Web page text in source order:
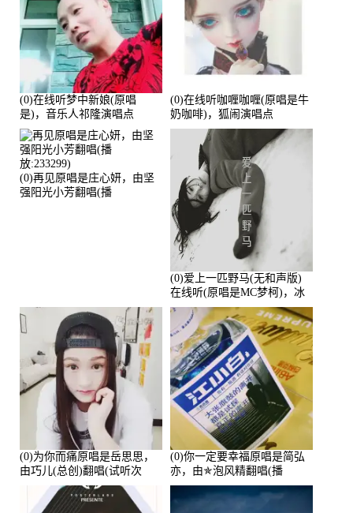
(0)在线听梦中新娘(原唱
是)，音乐人祁隆演唱点
播:2713192次
(0)在线听咖喱咖喱(原唱是牛
奶咖啡)，狐闹演唱点
播:287579次
(0)再见原唱是庄心妍，由坚
强阳光小芳翻唱(播
(0)爱上一匹野马(无和声版)
在线听(原唱是MC梦柯)，冰
鑫Asce演唱点播:178815次
(0)为你而痛原唱是岳思思，
由巧儿(总创)翻唱(试听次
数:108697)
(0)你一定要幸福原唱是简弘
亦，由✯泡风精翻唱(播
放:102381)